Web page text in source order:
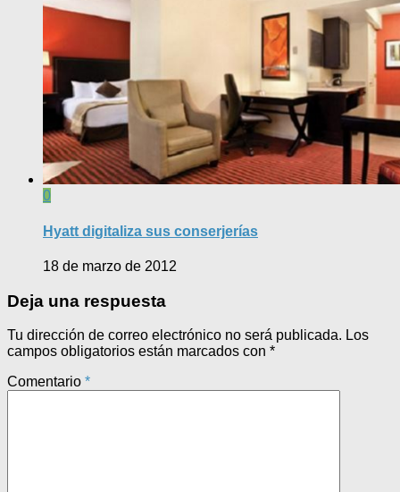
0
Hyatt digitaliza sus conserjerías
18 de marzo de 2012
Deja una respuesta
Tu dirección de correo electrónico no será publicada. Los
campos obligatorios están marcados con *
Comentario *